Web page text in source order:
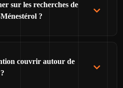
sur les recherches de
?
couvrir autour de